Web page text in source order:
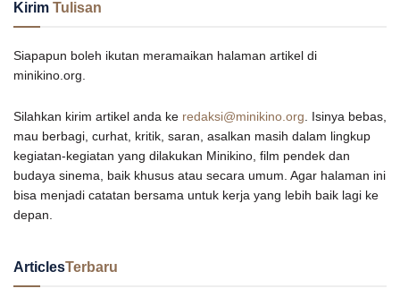
Kirim Tulisan
Siapapun boleh ikutan meramaikan halaman artikel di
minikino.org.
Silahkan kirim artikel anda ke redaksi@minikino.org . Isinya bebas,
mau berbagi, curhat, kritik, saran, asalkan masih dalam lingkup
kegiatan-kegiatan yang dilakukan Minikino, film pendek dan
budaya sinema, baik khusus atau secara umum. Agar halaman ini
bisa menjadi catatan bersama untuk kerja yang lebih baik lagi ke
depan.
ArticlesTerbaru